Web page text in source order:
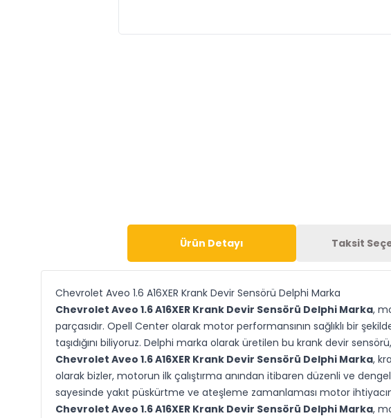
Ürün Detayı Taksit
Chevrolet Aveo 1.6 A16XER Krank Devir Sensörü Delphi Marka
Chevrolet Aveo 1.6 A16XER Krank Devir Sensörü Delphi Marka,
parçasıdır. Opell Center olarak motor performansının sağlıklı bir
taşıdığını biliyoruz. Delphi marka olarak üretilen bu krank devir
Chevrolet Aveo 1.6 A16XER Krank Devir Sensörü Delphi Marka,
olarak bizler, motorun ilk çalıştırma anından itibaren düzenli ve
sayesinde yakıt püskürtme ve ateşleme zamanlaması motor
Chevrolet Aveo 1.6 A16XER Krank Devir Sensörü Delphi Marka,